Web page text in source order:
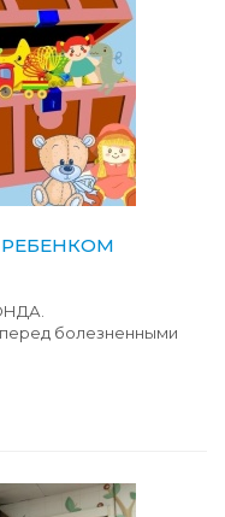
болезненными